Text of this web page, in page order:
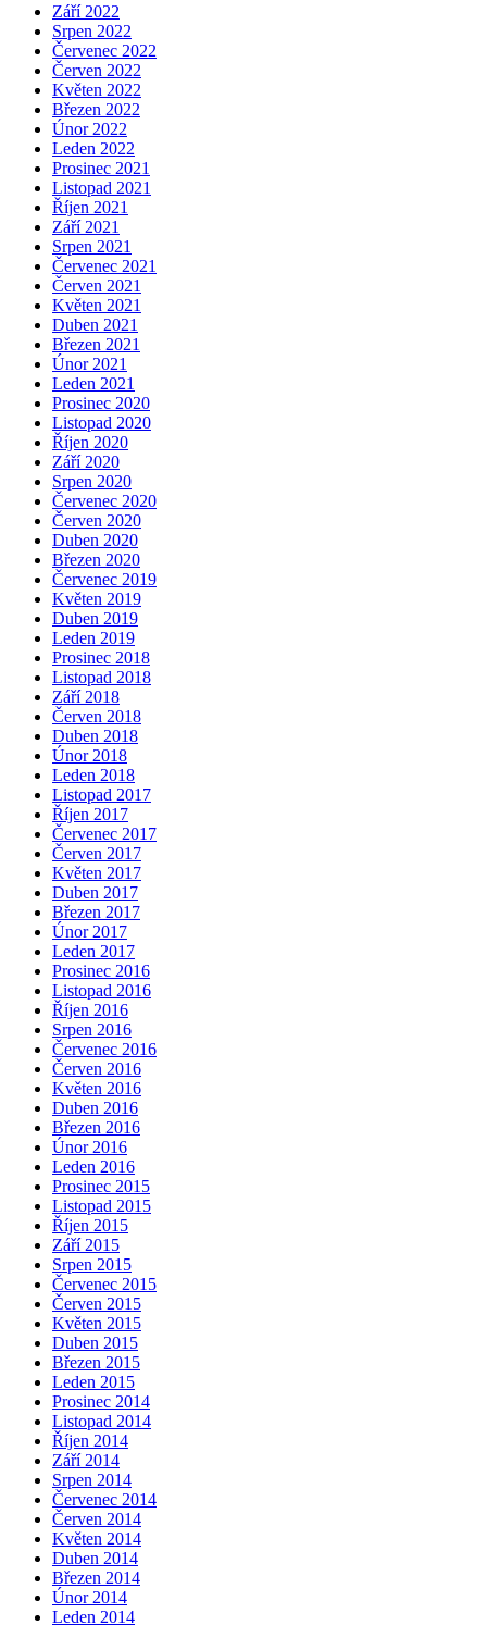
Září 2022
Srpen 2022
Červenec 2022
Červen 2022
Květen 2022
Březen 2022
Únor 2022
Leden 2022
Prosinec 2021
Listopad 2021
Říjen 2021
Září 2021
Srpen 2021
Červenec 2021
Červen 2021
Květen 2021
Duben 2021
Březen 2021
Únor 2021
Leden 2021
Prosinec 2020
Listopad 2020
Říjen 2020
Září 2020
Srpen 2020
Červenec 2020
Červen 2020
Duben 2020
Březen 2020
Červenec 2019
Květen 2019
Duben 2019
Leden 2019
Prosinec 2018
Listopad 2018
Září 2018
Červen 2018
Duben 2018
Únor 2018
Leden 2018
Listopad 2017
Říjen 2017
Červenec 2017
Červen 2017
Květen 2017
Duben 2017
Březen 2017
Únor 2017
Leden 2017
Prosinec 2016
Listopad 2016
Říjen 2016
Srpen 2016
Červenec 2016
Červen 2016
Květen 2016
Duben 2016
Březen 2016
Únor 2016
Leden 2016
Prosinec 2015
Listopad 2015
Říjen 2015
Září 2015
Srpen 2015
Červenec 2015
Červen 2015
Květen 2015
Duben 2015
Březen 2015
Leden 2015
Prosinec 2014
Listopad 2014
Říjen 2014
Září 2014
Srpen 2014
Červenec 2014
Červen 2014
Květen 2014
Duben 2014
Březen 2014
Únor 2014
Leden 2014